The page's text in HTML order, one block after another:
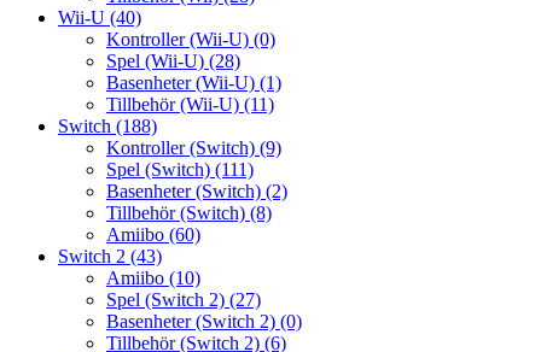
Wii-U (40)
Kontroller (Wii-U) (0)
Spel (Wii-U) (28)
Basenheter (Wii-U) (1)
Tillbehör (Wii-U) (11)
Switch (188)
Kontroller (Switch) (9)
Spel (Switch) (111)
Basenheter (Switch) (2)
Tillbehör (Switch) (8)
Amiibo (60)
Switch 2 (43)
Amiibo (10)
Spel (Switch 2) (27)
Basenheter (Switch 2) (0)
Tillbehör (Switch 2) (6)